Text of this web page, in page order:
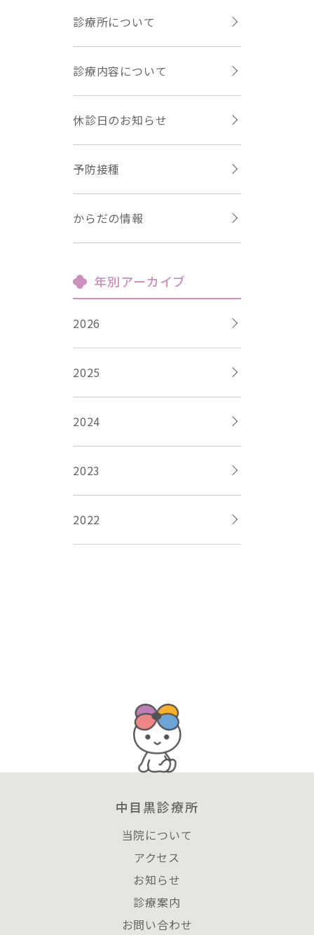
診療所について
診療内容について
休診日のお知らせ
予防接種
からだの情報
年別アーカイブ
2026
2025
2024
2023
2022
中目黒診療所
当院について
アクセス
お知らせ
診療案内
お問い合わせ